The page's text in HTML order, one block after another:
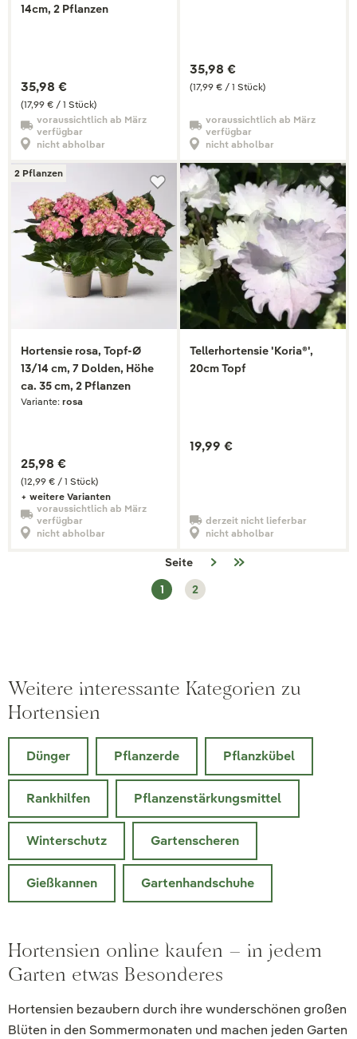
14cm, 2 Pflanzen
(17,99 € / 1 Stück)
35,98 €
voraussichtlich ab März
verfügbar
nicht abholbar
(17,99 € / 1 Stück)
35,98 €
voraussichtlich ab März
verfügbar
nicht abholbar
2 Pflanzen
Hortensie rosa, Topf-Ø
13/14 cm, 7 Dolden, Höhe
ca. 35 cm, 2 Pflanzen
Variante: rosa
(12,99 € / 1 Stück)
25,98 €
+ weitere Varianten
voraussichtlich ab März
verfügbar
nicht abholbar
Tellerhortensie 'Koria®',
20cm Topf
19,99 €
derzeit nicht lieferbar
nicht abholbar
Seite
1
2
Weitere interessante Kategorien zu
Hortensien
Dünger Pflanzerde Pflanzkübel
Rankhilfen Pflanzenstärkungsmittel
Winterschutz Gartenscheren
Gießkannen Gartenhandschuhe
Hortensien online kaufen – in jedem
Garten etwas Besonderes
Hortensien bezaubern durch ihre wunderschönen großen
Blüten in den Sommermonaten und machen jeden Garten